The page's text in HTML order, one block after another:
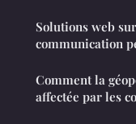
Solutions web
communication
Comment la
affectée par les